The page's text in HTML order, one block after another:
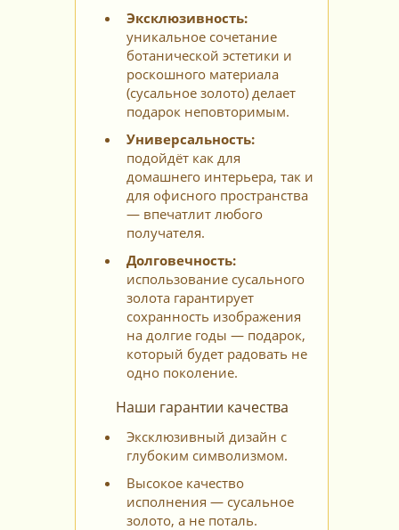
Эксклюзивность:
уникальное сочетание
ботанической эстетики и
роскошного материала
(сусальное золото) делает
подарок неповторимым.
Универсальность:
подойдёт как для
домашнего интерьера, так и
для офисного пространства
— впечатлит любого
получателя.
Долговечность:
использование сусального
золота гарантирует
сохранность изображения
на долгие годы — подарок,
который будет радовать не
одно поколение.
Наши гарантии качества
Эксклюзивный дизайн с
глубоким символизмом.
Высокое качество
исполнения — сусальное
золото, а не поталь.